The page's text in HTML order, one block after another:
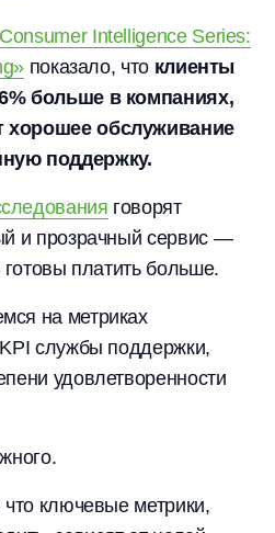
Intelligence Series:
показало, что клиенты
больше в компаниях,
хорошее обслуживание
поддержку.
говорят
и прозрачный сервис —
готовы платить больше.
на метриках
KPI службы поддержки,
удовлетворенности
ключевые метрики,